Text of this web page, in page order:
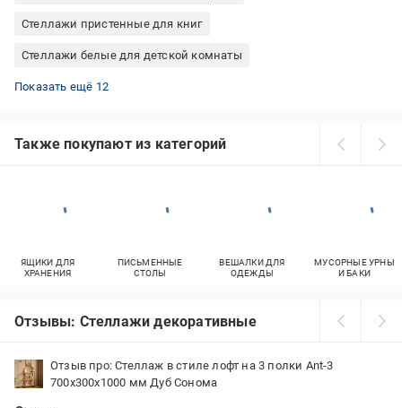
Стеллажи пристенные для книг
Стеллажи белые для детской комнаты
Стеллажи с полками металлические
Стеллажи металлические для кухни
Стеллажи деревянные для балкона
Стеллажи Меткас металлические
Стеллажи белые для книг
Стеллажи металлические для офиса
Стеллажи пристенные для дома
Стеллажи розборные металлические
Стеллажи деревянные для дома
Стеллажи настенные для книг
Стеллажи настенные для дома
Стеллажи деревянные для кухни
Показать ещё 12
Также покупают из категорий
ЯЩИКИ ДЛЯ
ХРАНЕНИЯ
ПИСЬМЕННЫЕ
СТОЛЫ
ВЕШАЛКИ ДЛЯ
ОДЕЖДЫ
МУСОРНЫЕ УРНЫ
И БАКИ
Отзывы: Стеллажи декоративные
Отзыв про: Стеллаж в стиле лофт на 3 полки Ant-3
700х300х1000 мм Дуб Сонома